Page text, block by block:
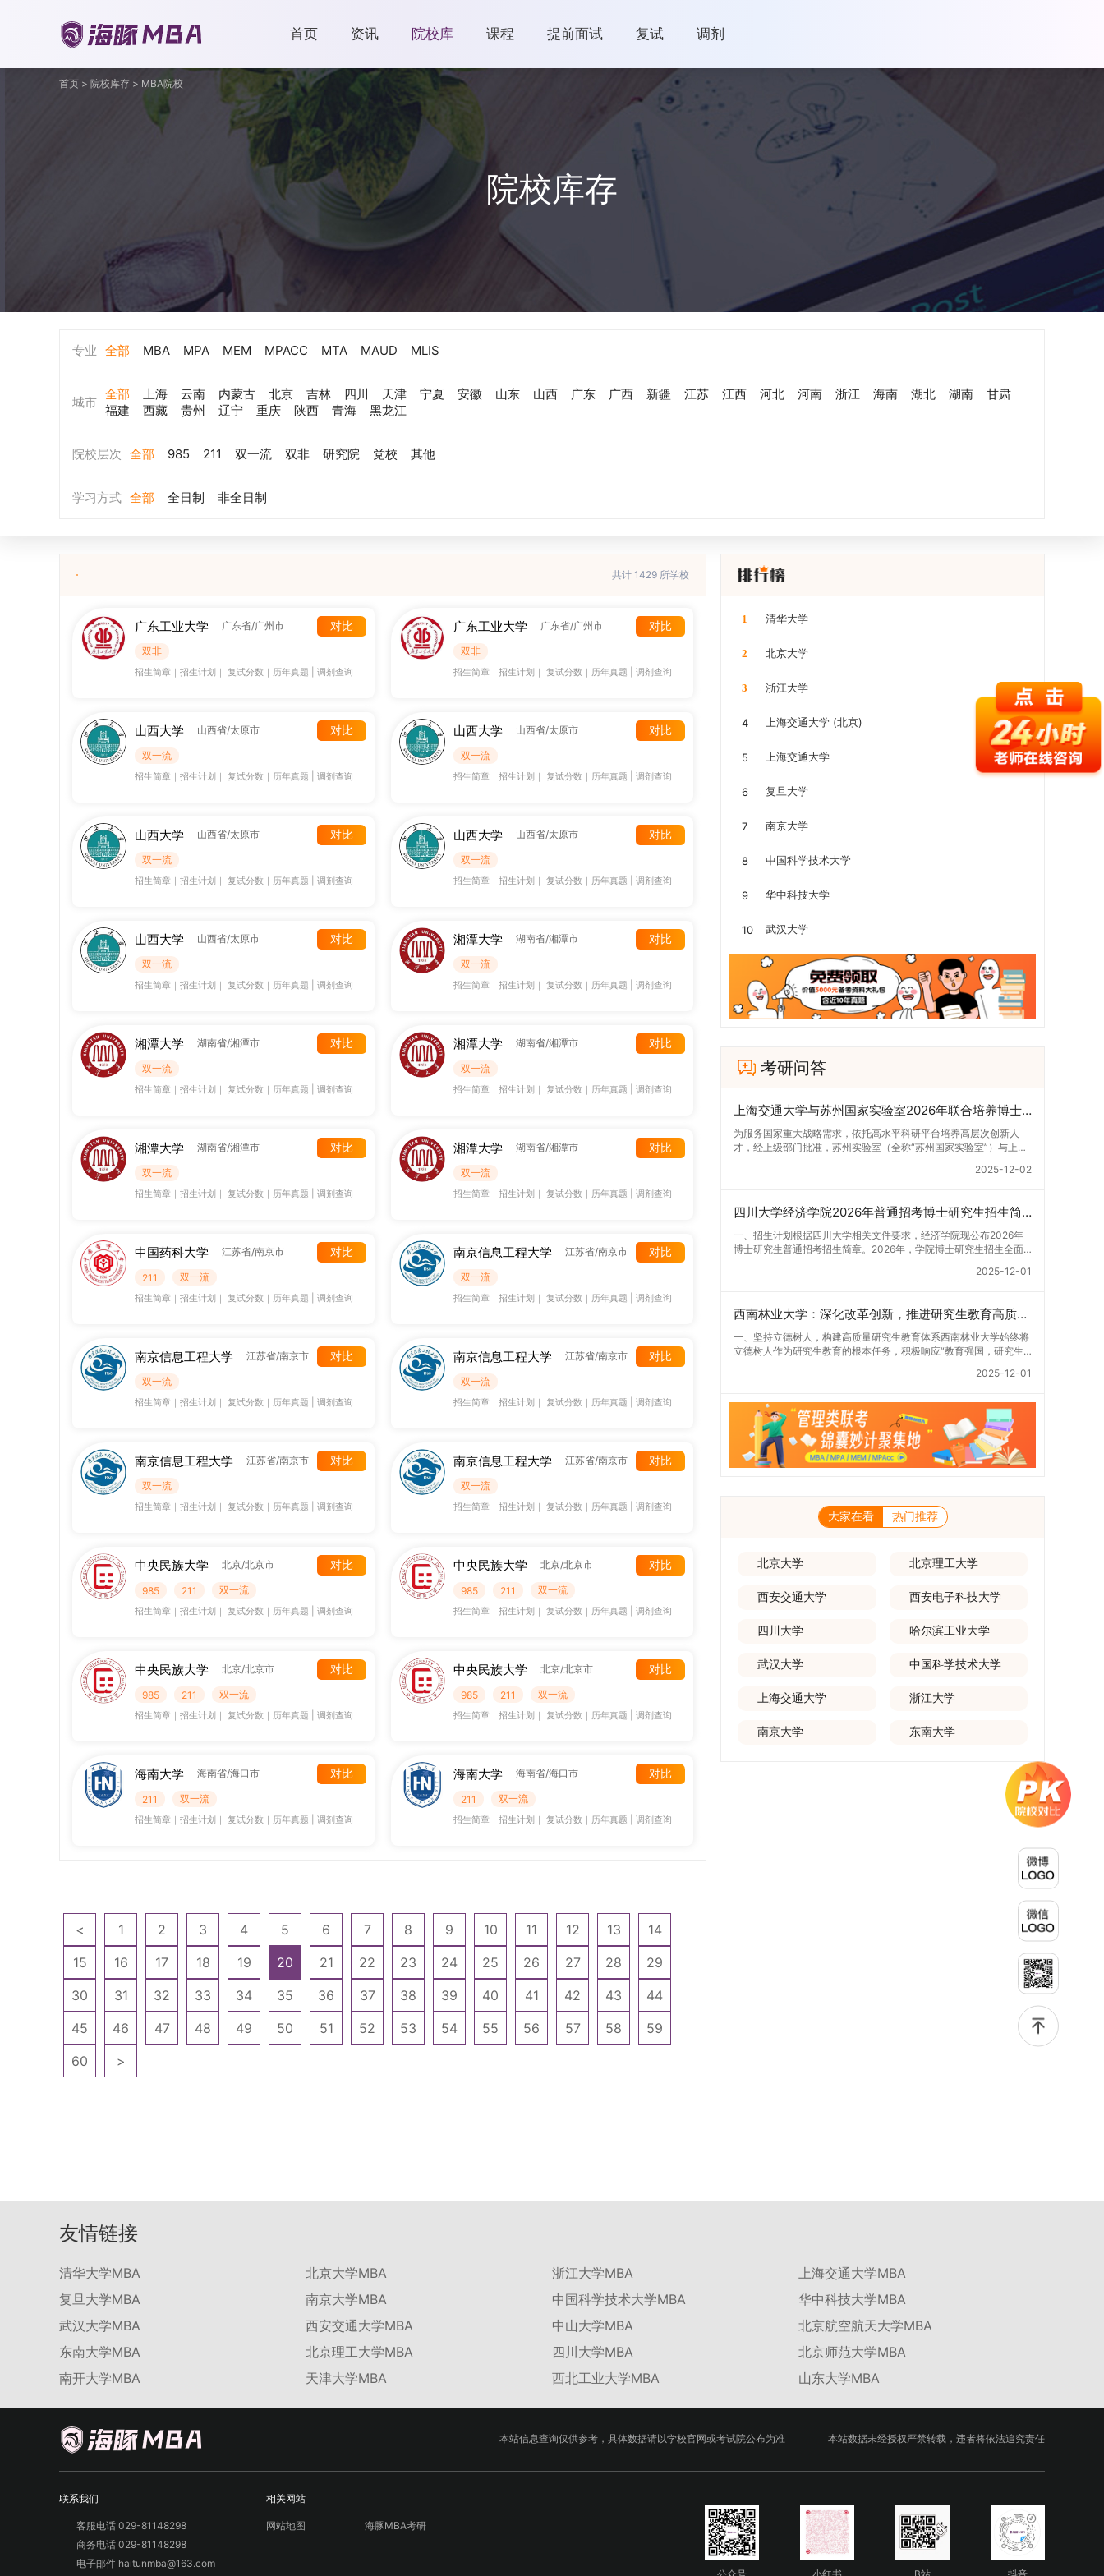
首页 资讯 院校库 课程 提前面试 复试 调剂
首页 > 院校库存 > MBA院校
院校库存
专业 全部 MBA MPA MEM MPACC MTA MAUD MLIS
城市
全部 上海 云南 内蒙古 北京 吉林 四川 天津 宁夏 安徽 山东 山西 广东 广西 新疆 江苏 江西 河北 河南 浙江 海南 湖北 湖南
甘肃
福建
西藏 贵州 辽宁 重庆 陕西 青海 黑龙江
院校层次 全部 985 211 双一流 双非 研究院 党校 其他
学习方式 全部 全日制 非全日制
共计 1429 所学校
广东工业大学 广东省/广州市 对比
双非
招生简章 ｜ 招生计划 ｜ 复试分数 ｜ 历年真题 调剂查询
广东工业大学 广东省/广州市 对比
双非
招生简章 ｜ 招生计划 ｜ 复试分数 ｜ 历年真题 调剂查询
山西大学 山西省/太原市 对比
双一流
招生简章 ｜ 招生计划 ｜ 复试分数 ｜ 历年真题 调剂查询
山西大学 山西省/太原市 对比
双一流
招生简章 ｜ 招生计划 ｜ 复试分数 ｜ 历年真题 调剂查询
山西大学 山西省/太原市 对比
双一流
招生简章 ｜ 招生计划 ｜ 复试分数 ｜ 历年真题 调剂查询
山西大学 山西省/太原市 对比
双一流
招生简章 ｜ 招生计划 ｜ 复试分数 ｜ 历年真题 调剂查询
山西大学 山西省/太原市 对比
双一流
招生简章 ｜ 招生计划 ｜ 复试分数 ｜ 历年真题 调剂查询
湘潭大学 湖南省/湘潭市 对比
双一流
招生简章 ｜ 招生计划 ｜ 复试分数 ｜ 历年真题 调剂查询
湘潭大学 湖南省/湘潭市 对比
双一流
招生简章 ｜ 招生计划 ｜ 复试分数 ｜ 历年真题 调剂查询
湘潭大学 湖南省/湘潭市 对比
双一流
招生简章 ｜ 招生计划 ｜ 复试分数 ｜ 历年真题 调剂查询
湘潭大学 湖南省/湘潭市 对比
双一流
招生简章 ｜ 招生计划 ｜ 复试分数 ｜ 历年真题 调剂查询
湘潭大学 湖南省/湘潭市 对比
双一流
招生简章 ｜ 招生计划 ｜ 复试分数 ｜ 历年真题 调剂查询
中国药科大学 江苏省/南京市 对比
211 双一流
招生简章 ｜ 招生计划 ｜ 复试分数 ｜ 历年真题 调剂查询
南京信息工程大学 江苏省/南京市 对比
双一流
招生简章 ｜ 招生计划 ｜ 复试分数 ｜ 历年真题 调剂查询
南京信息工程大学 江苏省/南京市 对比
双一流
招生简章 ｜ 招生计划 ｜ 复试分数 ｜ 历年真题 调剂查询
南京信息工程大学 江苏省/南京市 对比
双一流
招生简章 ｜ 招生计划 ｜ 复试分数 ｜ 历年真题 调剂查询
南京信息工程大学 江苏省/南京市 对比
双一流
招生简章 ｜ 招生计划 ｜ 复试分数 ｜ 历年真题 调剂查询
南京信息工程大学 江苏省/南京市 对比
双一流
招生简章 ｜ 招生计划 ｜ 复试分数 ｜ 历年真题 调剂查询
中央民族大学 北京/北京市 对比
985 211 双一流
招生简章 ｜ 招生计划 ｜ 复试分数 ｜ 历年真题 调剂查询
中央民族大学 北京/北京市 对比
985 211 双一流
招生简章 ｜ 招生计划 ｜ 复试分数 ｜ 历年真题 调剂查询
中央民族大学 北京/北京市 对比
985 211 双一流
招生简章 ｜ 招生计划 ｜ 复试分数 ｜ 历年真题 调剂查询
中央民族大学 北京/北京市 对比
985 211 双一流
招生简章 ｜ 招生计划 ｜ 复试分数 ｜ 历年真题 调剂查询
海南大学 海南省/海口市 对比
211 双一流
招生简章 ｜ 招生计划 ｜ 复试分数 ｜ 历年真题 调剂查询
海南大学 海南省/海口市 对比
211 双一流
招生简章 ｜ 招生计划 ｜ 复试分数 ｜ 历年真题 调剂查询
< 1 2 3 4 5 6 7 8 9 10 11 12 13
14
15
16 17 18 19 20 21 22 23 24 25 26 27 28
29
30
31 32 33 34 35 36 37 38 39 40 41 42 43
44
45
46 47 48 49 50 51 52 53 54 55 56 57 58
59
60
>
1 清华大学
2 北京大学
3 浙江大学
4 上海交通大学 (北京)
5 上海交通大学
6 复旦大学
7 南京大学
8 中国科学技术大学
9 华中科技大学
10 武汉大学
考研问答
上海交通大学与苏州国家实验室2026年联合培养博士生专项计划招生简章
为服务国家重大战略需求，依托高水平科研平台培养高层次创新人
才，经上级部门批准，苏州实验室（全称“苏州国家实验室”）与上海
目旨在选拔优秀学子，在材料及相关前沿交叉学科领域进行深度培
国家战略发展方向，培育具备科学家素养、创新精神与科研能力，系
统掌握学科前沿知识，能胜任高水平科学研究与技术开发工作的未来
领军人才。二、招生安排（一）招生学科范围涵盖材料科学与工程
（0805）、化学（0703）、电子科学与技术（0809）、材料与化
（二）招生名额2026年度具体招生规模以国家最终下达计划为准，
读与申请-考核制，将根据考生综合素质择优录取。（四）培养类别
（一）学籍管理联合培养学生学籍隶属于上海交通大学，基本修业年
限按该校研究生学籍管理办法执行。（二）培养阶段划分培养过程分
为两个主要阶段：第一阶段于上海交通大学完成课程学习；第二阶段
学位授予要求的，将获发上海交通大学博士研究生毕业证书并授予博
士学位。四、项目特色与支持条件（一）高水平科研平台学生可参与
国家重大科研项目，接触材料领域大科学装置与人工智能辅助研发平
台，获得前沿科研训练条件。（二）优质导师资源由包括院士在内的
资深科研人员组成导师团队，提供高水平学术指导，并支持参与国际
表现优异者，毕业后可优先获得苏州实验室的工作推荐机会。五、申
请条件与报名流程（一）基本申请条件不同选拔方式的申请者需满足
研究生招生的基本条件及各学院补充规定。（二）报名方式所有申请
名：本科直博生须按规定时间登录国家推荐免试服务系统完成志愿填
统，选择“国家实验室联培专项”，并选定名录内交大导师。（三）报
名时间节点本科直博生报名以学校通知为准；硕博连读与申请-考核
年3月15日至4月20日，具体时间以报考学院通知为准。（四）材料
线上报名程序。六、考核与录取考核工作由上海交通大学相关学院与
苏州实验室联合组织，具体考核形式、内容及流程以学院后续公布的
重，报名及考核期间有违规或学术不端行为者将按有关规定处理。
（二）费用与奖助学费标准按上海交通大学相关规定执行；学生在读
期间享受学校与实验室共同提供的奖助学金待遇。（三）住宿安排课
程学习阶段由学校协调住宿；进入实验室科研阶段后，由苏州实验室
统筹安排住宿。（四）未尽事宜参照上海交通大学2026年博士研究
生招生章程及相关细则执行。相关推荐：上海市复旦大学MBA 华东
2025-12-02
四川大学经济学院2026年普通招考博士研究生招生简章
一、招生计划根据四川大学相关文件要求，经济学院现公布2026年
博士研究生普通招考招生简章。2026年，学院博士研究生招生全面
招生计划详见学院官网发布的《四川大学经济学院2026年博士生招
报名情况进行适当调整。除国家专项计划外，我院招收定向就业考生
的比例原则上不超过总计划的5%。全日制定向就业考生在基本修业
年限内须全脱产在校学习。二、报考流程（一）报名资格1.申请人应
拥护中国共产党的领导，品德良好，遵纪守法，身心健康，并满足
具备较强的科研能力，并展现出良好的科研发展潜力。3.提交两份由
中一份必须由报考导师出具。4.以同等学力身份报考者，其科研成果
须同时符合以下两项要求：①以第一作者身份在报考学科领域内发
表期刊文章，其中至少1篇为A级、1篇为B级（期刊等级依据《四川
大学哲学社会科学期刊与应用成果分级方案》认定）；②作为主要
完成人获得省部级二等奖及以上科研成果奖励（以证书为准），其中
的招生章程、简章及专业目录，按规定完成报名及缴费。逾期未完成
视为自动放弃。（三）申请材料提交符合报考条件的考生，需下载并
齐全、顺序正确。所有纸质申请材料及自查表须于2025年12月22日
上午10:00前寄达经济学院研究生招生办公室。重要提示：材料送达
请严格对照材料清单顺序整理提交。材料不全、不符合要求或存在弄
报名信息的真实性和准确性负责，报名信息一经确认提交，不得修
改。如确需修改，须在报名截止前重新填报。三、选拔与录取1.资格
考生报考资格、材料完整性及缴费情况。审查结果预计于2025年12
查的考生材料进行评议并打分，满分为100分。评议结果预计于2026
复试的考生名单。同等学力报考者须参加学校统一组织的政治理论考
试，具体时间地点另行通知，成绩合格线为60分。非同等学力考生无
能力、创新意识及综合素质进行全面考察。复试分为笔试与面试两部
分：笔试科目为“经济学综合”，适用于理论经济学与应用经济学各专
业，形式为闭卷，时长为3小时，满分100分。面试环节要求考生准
备10—15分钟的PPT报告，内容应涵盖个人科研经历、研究成果及博
士阶段研究设想等。复试成绩按百分制计算，笔试与面试成绩各占
绩低于60分者不予录取。同等学力考生复试期间须加试两门本专业硕
士学位主干课程，考试形式为笔试，具体科目见复试通知。4.思想政
治与品德考核复试期间将同步进行思想政治素质和品德考核，重点考
察考生的政治态度、道德品质、诚信状况、遵纪守法表现等。拟录取
名单确定后，学院将向考生所在单位调取人事档案及现实表现材料进
评议成绩和复试成绩加权得出，具体计算公式为：总成绩 = 材料评议
取、保证质量、宁缺毋滥”原则，根据招生计划、考生总成绩、思想
政治表现及身心健康状况等因素确定拟录取名单。3.拟录取考生须在
规定时间内提交符合要求的体检报告（二级甲等及以上医院或四川大
名单经网上公示，并完成体检、政审、调档等程序后，学院将向合格
2025-12-01
西南林业大学：深化改革创新，推进研究生教育高质量发展
一、坚持立德树人，构建高质量研究生教育体系西南林业大学始终将
立德树人作为研究生教育的根本任务，积极响应“教育强国，研究生
引领研究生思想政治教育，修订并印发了《研究生导师立德树人职责
立德才兼备、科技报国的远大志向，增强社会责任感和人文关怀，促
进个人成长与国家战略需求深度融合。同时，学校制定《关于进一步
加强研究生教育管理工作的实施意见》，强化学风建设，深化科研诚
信与学术道德教育，弘扬科学精神。学校坚持“五育并举”育人理念，
通过德育铸魂、智育启智、体育强身、美育润心、劳育践行，全面培
养全过程。通过修订导师立德树人职责实施细则，明确导师在研究生
成长中的关键角色，推动形成以德为先、科研报国的育人氛围。在加
育、智育、体育、美育和劳育有机融合，构建全面发展的育人体系。
素质，培养具有创新精神、实践能力和社会责任感的时代新人。二、
优化招生与学科结构，服务国家战略需求西南林业大学主动对接国家
生教育服务经济社会发展的能力。目前，学校拥有4个一级学科博士
学位点。“十四五”期间，学校研究生规模实现显著增长，博士研究生
规模增长达211%。在招生宣传方面，学校构建了“网络宣传+AI智能
2024年起全面推行“申请-考核”制博士招生，2025年进一步拓展“直
专业优化行动，压缩或撤销生源不足专业，将非全日制招生计划向需
单列专项招生计划，与中国科学院昆明植物研究所、西双版纳热带植
物园等科研机构开展联合培养，探索跨学科、跨机构的研究生培养新
机制。（一）推进招生制度改革与生源质量提升学校建立多元化招生
宣传与咨询平台，提升生源质量。推行“申请-考核”制博士招生，并
拓展直博与硕博连读渠道，增强招生方式的灵活性与针对性。（二）
学校不断优化学科结构。面向国家战略和产业需求，加快布局新兴交
叉学科，推动学科专业体系动态优化。（三）深化科教融合与协同育
人学校与高水平科研机构共建联合培养平台，打破传统院系壁垒，促
能力。三、深化培养模式改革，提升研究生教育质量西南林业大学将
教育、科技、人才协同发展的理念贯穿研究生培养全过程，着力提升
人才自主培养质量。学校实行学术学位与专业学位研究生分类培养，
优化前者课程体系的理论深度，强化后者课程的应用性与实践性。在
产教融合方面，学校出台《科技小院管理办法》《研究生联合培养基
地建设管理办法》等文件，明确产学研一体化培养定位。目前已建成
8个省级科技小院，其中2个获省级专项资金支持。专业学位案例库建
级案例库项目70余项、省级优质课程近50门。2025年，学校专项投
入60余万元设立研究生科研创新基金，支持学生开展前沿研究。学校
系列突破，体现了培养质量的显著提升。
2025-12-01
大家在看 热门推荐
北京大学 北京理工大学
西安交通大学 西安电子科技大学
四川大学 哈尔滨工业大学
武汉大学 中国科学技术大学
上海交通大学 浙江大学
南京大学 东南大学
友情链接
清华大学MBA 北京大学MBA 浙江大学MBA
上海交通大学MBA
复旦大学MBA
南京大学MBA 中国科学技术大学MBA
华中科技大学MBA
武汉大学MBA
西安交通大学MBA 中山大学MBA
北京航空航天大学MBA
东南大学MBA
北京理工大学MBA 四川大学MBA
北京师范大学MBA
南开大学MBA
天津大学MBA 西北工业大学MBA 山东大学MBA
本站信息查询仅供参考，具体数据请以学校官网或考试院公布为准 本站数据未经授权严禁转载，违者将依法追究责任
联系我们
客服电话 029-81148298
商务电话 029-81148298
电子邮件 haitunmba@163.com
相关网站
网站地图 海豚MBA考研